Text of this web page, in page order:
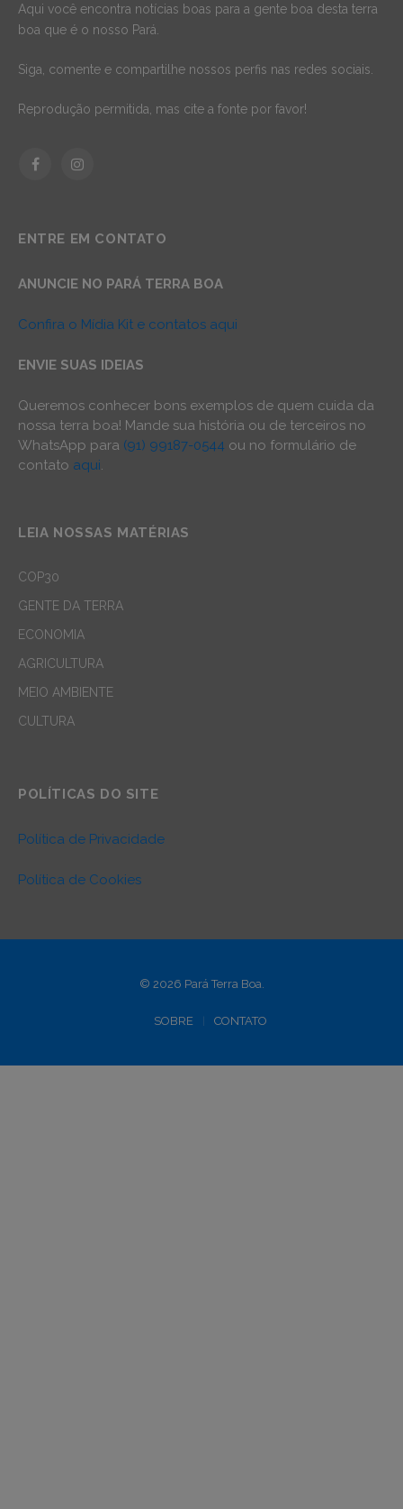
Aqui você encontra notícias boas para a gente boa desta terra
boa que é o nosso Pará.
Siga, comente e compartilhe nossos perfis nas redes sociais.
Reprodução permitida, mas cite a fonte por favor!
FacebookInstagram
ENTRE EM CONTATO
ANUNCIE NO PARÁ TERRA BOA
Confira o Mídia Kit e contatos aqui
ENVIE SUAS IDEIAS
Queremos conhecer bons exemplos de quem cuida da
nossa terra boa! Mande sua história ou de terceiros no
WhatsApp para (91) 99187-0544 ou no formulário de
contato aqui.
LEIA NOSSAS MATÉRIAS
COP30
GENTE DA TERRA
ECONOMIA
AGRICULTURA
MEIO AMBIENTE
CULTURA
POLÍTICAS DO SITE
Política de Privacidade
Política de Cookies
© 2026 Pará Terra Boa.
SOBRE CONTATO